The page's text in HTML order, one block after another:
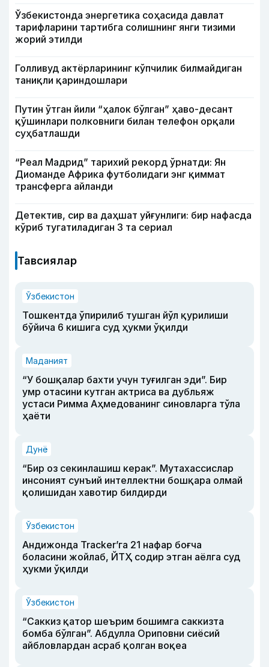
Ўзбекистонда энергетика соҳасида давлат
тарифларини тартибга солишнинг янги тизими
жорий этилди
Голливуд актёрларининг кўпчилик билмайдиган
таниқли қариндошлари
Путин ўтган йили “ҳалок бўлган” ҳаво-десант
қўшинлари полковниги билан телефон орқали
суҳбатлашди
“Реал Мадрид” тарихий рекорд ўрнатди: Ян
Диоманде Африка футболидаги энг қиммат
трансферга айланди
Детектив, сир ва даҳшат уйғунлиги: бир нафасда
кўриб тугатиладиган 3 та сериал
Тавсиялар
Ўзбекистон
Тошкентда ўпирилиб тушган йўл қурилиши
бўйича 6 кишига суд ҳукми ўқилди
Маданият
“У бошқалар бахти учун туғилган эди”. Бир
умр отасини кутган актриса ва дубльяж
устаси Римма Аҳмедованинг синовларга тўла
ҳаёти
Дунё
“Бир оз секинлашиш керак”. Мутахассислар
инсоният сунъий интеллектни бошқара олмай
қолишидан хавотир билдирди
Ўзбекистон
Андижонда Tracker’га 21 нафар боғча
боласини жойлаб, ЙТҲ содир этган аёлга суд
ҳукми ўқилди
Ўзбекистон
“Саккиз қатор шеърим бошимга саккизта
бомба бўлган”. Абдулла Ориповни сиёсий
айбловлардан асраб қолган воқеа